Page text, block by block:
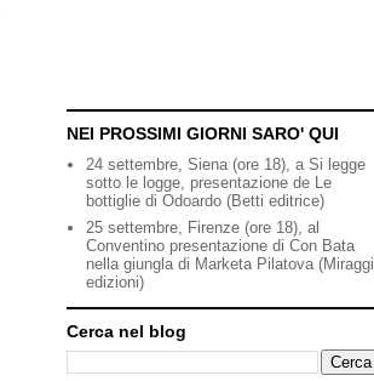
NEI PROSSIMI GIORNI SARO' QUI
24 settembre, Siena (ore 18), a Si legge
sotto le logge, presentazione de Le
bottiglie di Odoardo (Betti editrice)
25 settembre, Firenze (ore 18), al
Conventino presentazione di Con Bata
nella giungla di Marketa Pilatova (Miraggi
edizioni)
Cerca nel blog